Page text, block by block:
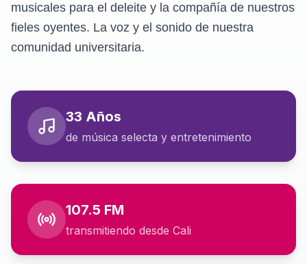
musicales para el deleite y la compañía de nuestros
fieles oyentes. La voz y el sonido de nuestra
comunidad universitaria.
33 Años
de música selecta y entretenimiento
107.5 FM
transmitiendo desde Cali